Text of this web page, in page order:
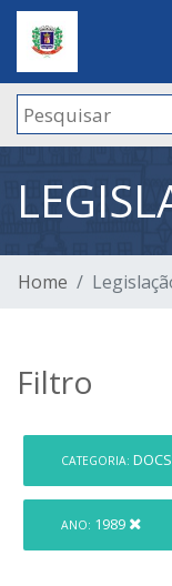
Home
Filtro
CATEGORIA:
ANO: 1989